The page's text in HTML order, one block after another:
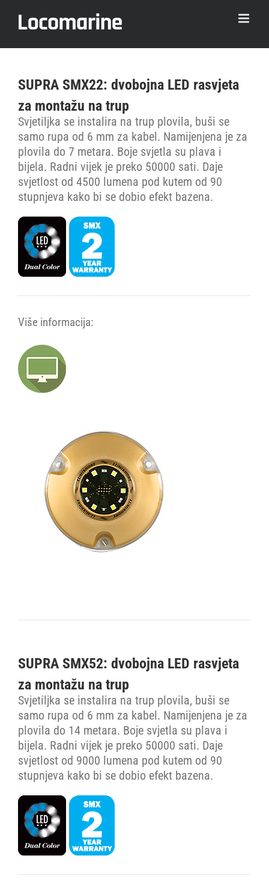
SUPRA SMX22: dvobojna LED rasvjeta
za montažu na trup
Svjetiljka se instalira na trup plovila, buši se
samo rupa od 6 mm za kabel. Namijenjena je za
plovila do 7 metara. Boje svjetla su plava i
bijela. Radni vijek je preko 50000 sati. Daje
svjetlost od 4500 lumena pod kutem od 90
stupnjeva kako bi se dobio efekt bazena.
Više informacija:
SUPRA SMX52: dvobojna LED rasvjeta
za montažu na trup
Svjetiljka se instalira na trup plovila, buši se
samo rupa od 6 mm za kabel. Namijenjena je za
plovila do 14 metara. Boje svjetla su plava i
bijela. Radni vijek je preko 50000 sati. Daje
svjetlost od 9000 lumena pod kutem od 90
stupnjeva kako bi se dobio efekt bazena.